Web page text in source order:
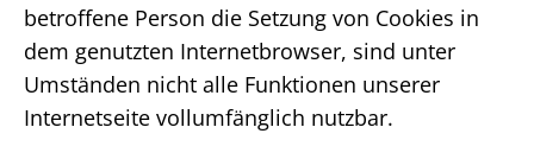
betroffene Person die Setzung von Cookies in
dem genutzten Internetbrowser, sind unter
Umständen nicht alle Funktionen unserer
Internetseite vollumfänglich nutzbar.